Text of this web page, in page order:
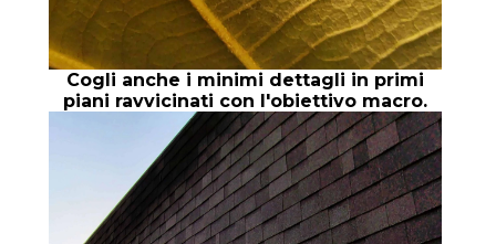
Cogli anche i minimi dettagli in primi
piani ravvicinati con l'obiettivo macro.